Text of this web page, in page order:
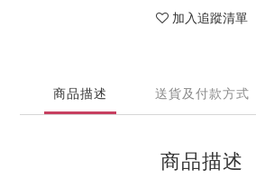
加入追蹤清單
商品描述 送貨及付款方式
商品描述